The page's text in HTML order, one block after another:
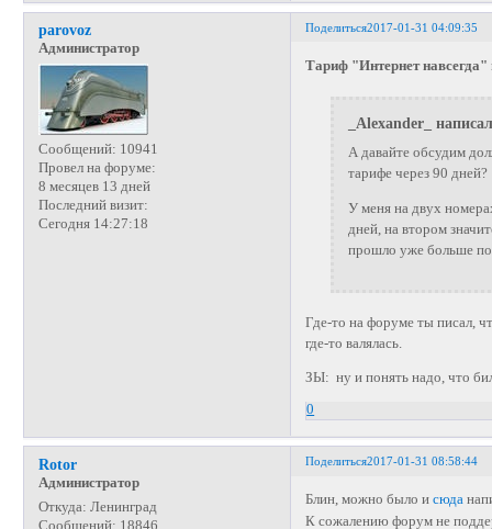
Поделиться2017-01-31 04:09:35
parovoz
Администратор
Сообщений: 10941
Провел на форуме:
8 месяцев 13 дней
Последний визит:
Сегодня 14:27:18
Тариф "Интернет навсегда"
_Alexander_
А давайте обсудим
тарифе через 90 дней?
У меня на двух
дней, на втором
прошло уже больше
Где-то на форуме ты писал,
где-то валялась.
ЗЫ: ну и понять надо, что
0
Поделиться2017-01-31 08:58:44
Rotor
Администратор
Откуда: Ленинград
Сообщений: 18846
Блин, можно было исюда
К сожалению форум не